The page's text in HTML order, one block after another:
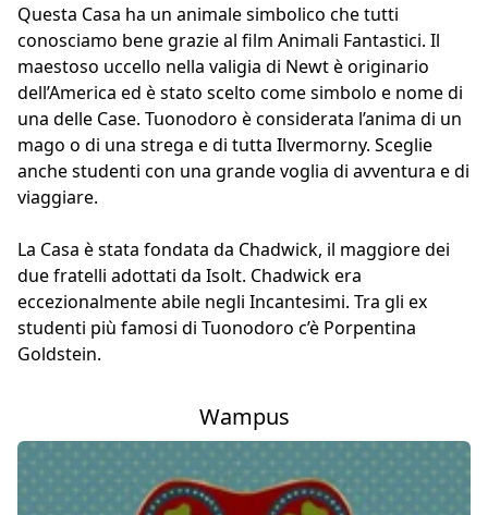
Questa Casa ha un animale simbolico che tutti
conosciamo bene grazie al film Animali Fantastici. Il
maestoso uccello nella valigia di Newt è originario
dell’America ed è stato scelto come simbolo e nome di
una delle Case. Tuonodoro è considerata l’anima di un
mago o di una strega e di tutta Ilvermorny. Sceglie
anche studenti con una grande voglia di avventura e di
viaggiare.
La Casa è stata fondata da Chadwick, il maggiore dei
due fratelli adottati da Isolt. Chadwick era
eccezionalmente abile negli Incantesimi. Tra gli ex
studenti più famosi di Tuonodoro c’è Porpentina
Goldstein.
Wampus